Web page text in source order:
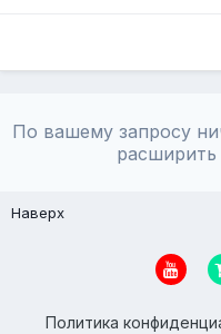
По вашему запросу
расширить
Наверх
Политика